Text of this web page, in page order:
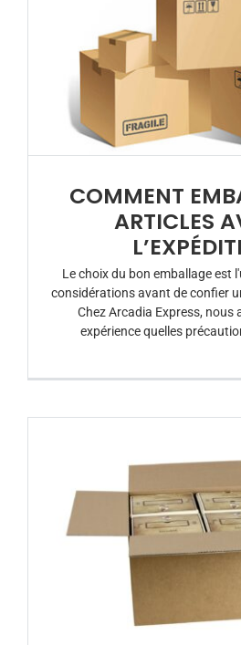
COMMENT
ARTICLES
Le choix du bon emballage est
considérations avant de confier
Chez Arcadia Express, nous
expérience quelles